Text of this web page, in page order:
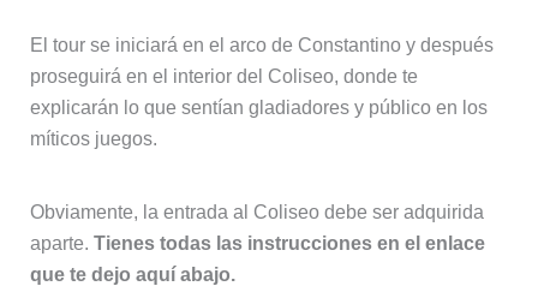
El tour se iniciará en el arco de Constantino y después
proseguirá en el interior del Coliseo, donde te
explicarán lo que sentían gladiadores y público en los
míticos juegos.
Obviamente, la entrada al Coliseo debe ser adquirida
aparte. Tienes todas las instrucciones en el enlace
que te dejo aquí abajo.